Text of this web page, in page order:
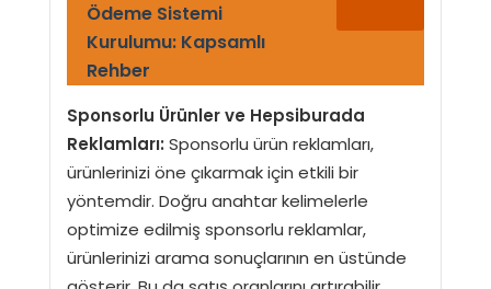
Ödeme Sistemi
Kurulumu: Kapsamlı
Rehber
Sponsorlu Ürünler ve Hepsiburada
Reklamları: Sponsorlu ürün reklamları,
ürünlerinizi öne çıkarmak için etkili bir
yöntemdir. Doğru anahtar kelimelerle
optimize edilmiş sponsorlu reklamlar,
ürünlerinizi arama sonuçlarının en üstünde